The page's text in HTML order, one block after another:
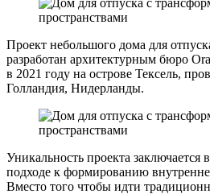
Проект небольшого дома для
разработан архитектурным бюро
в 2021 году на острове Тексель,
Голландия, Нидерланды.
Уникальность проекта заключается
подходе к формированию
Вместо того чтобы идти